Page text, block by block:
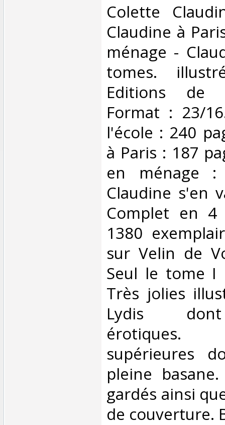
‎Colette
Claudine à
ménage -
tomes.
Editions de
Format : 23/
l'école : 240
à Paris : 187
en ménage
Claudine s'en
Complet en
1380
sur Velin de
Seul le tome I
Très jolies
Lydis
supérieures
pleine
gardés ainsi
de couverture.